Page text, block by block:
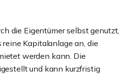
die Eigentümer selbst genutzt,
Kapitalanlage an, die
werden kann. Die
und kann kurzfristig